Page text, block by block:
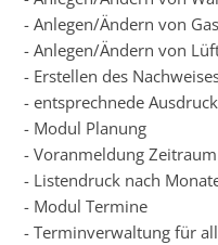
- Anlegen/Ändern von
- Anlegen/Ändern von
- Erstellen des
- entsprechnede
- Modul Planung
- Voranmeldung Zeitraum
- Listendruck nach
- Modul Termine
- Terminverwaltung für